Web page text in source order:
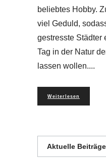
beliebtes Hobby.
viel Geduld,
gestresste Städter
Tag in der Natur
lassen wollen.
Weiterlesen
Aktuelle Beiträge